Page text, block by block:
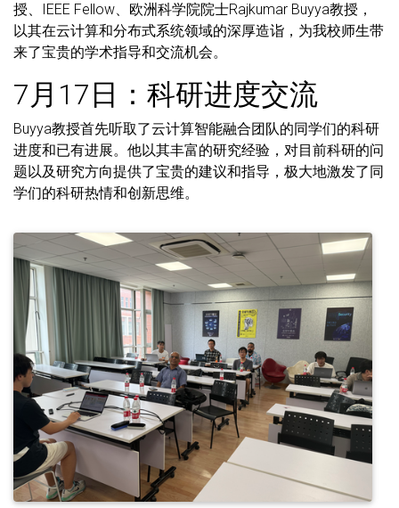
授、IEEE Fellow、欧洲科学院院士Rajkumar Buyya教授，
以其在云计算和分布式系统领域的深厚造诣，为我校师生带
来了宝贵的学术指导和交流机会。
7月17日：科研进度交流
Buyya教授首先听取了云计算智能融合团队的同学们的科研
进度和已有进展。他以其丰富的研究经验，对目前科研的问
题以及研究方向提供了宝贵的建议和指导，极大地激发了同
学们的科研热情和创新思维。